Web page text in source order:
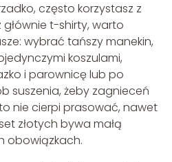
często korzystasz z
głównie t-shirty, warto
wybrać tańszy manekin,
koszulami,
i parownicę lub po
suszenia, żeby zagnieceń
nie cierpi prasować, nawet
złotych bywa małą
obowiązkach.